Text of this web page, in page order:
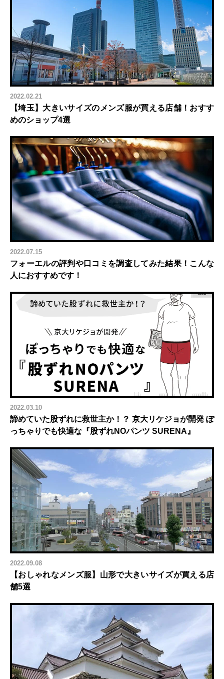
2022.02.21
【埼玉】大きいサイズのメンズ服が買える店舗！おすす
めのショップ4選
2022.07.15
フォーエルの評判や口コミを調査してみた結果！こんな
人におすすめです！
2022.03.10
諦めていた股ずれに救世主か！？ 京大リケジョが開発 ぽ
っちゃりでも快適な『股ずれNOパンツ SURENA』
2022.09.08
【おしゃれなメンズ服】山形で大きいサイズが買える店
舗5選